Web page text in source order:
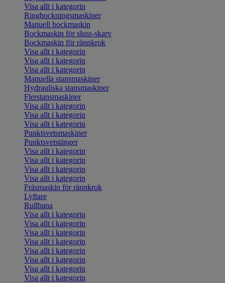
Visa allt i kategorin
Ringbockningsmaskiner
Manuell bockmaskin
Bockmaskin för sluss-skarv
Bockmaskin för rännkrok
Visa allt i kategorin
Visa allt i kategorin
Visa allt i kategorin
Manuella stansmaskiner
Hydrauliska stansmaskiner
Flerstansmaskiner
Visa allt i kategorin
Visa allt i kategorin
Visa allt i kategorin
Punktsvetsmaskiner
Punktsvetstänger
Visa allt i kategorin
Visa allt i kategorin
Visa allt i kategorin
Visa allt i kategorin
Fräsmaskin för rännkrok
Lyftare
Rullbana
Visa allt i kategorin
Visa allt i kategorin
Visa allt i kategorin
Visa allt i kategorin
Visa allt i kategorin
Visa allt i kategorin
Visa allt i kategorin
Visa allt i kategorin